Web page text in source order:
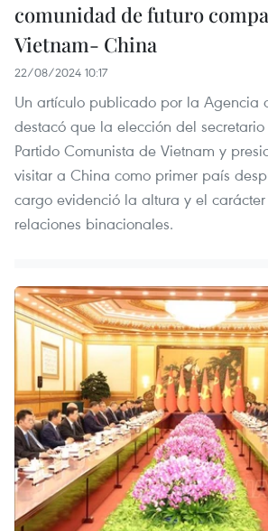
comunidad de futuro
Vietnam- China
22/08/2024 10:17
Un artículo publicado por la Agencia
destacó que la elección del
Partido Comunista de Vietnam y
visitar a China como primer país
cargo evidenció la altura y el
relaciones binacionales.